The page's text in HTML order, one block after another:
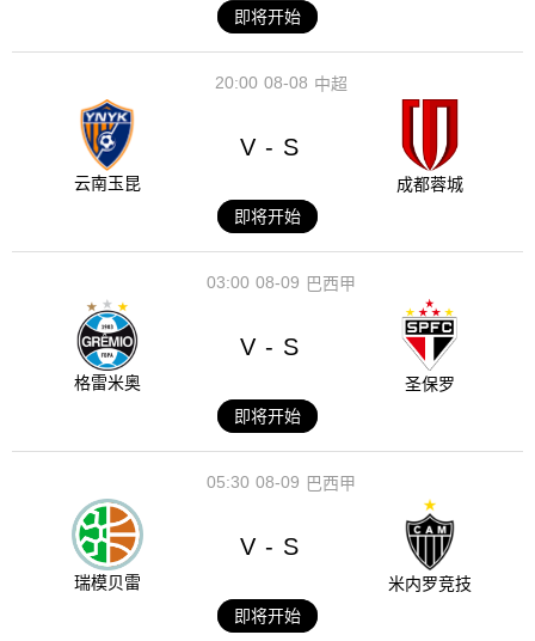
即将开始
08-08
20:00 中超
云南玉昆
V - S
成都蓉城
即将开始
08-09
03:00 巴西甲
格雷米奥
V - S
圣保罗
即将开始
08-09
05:30 巴西甲
瑞模贝雷
V - S
米内罗竞技
即将开始